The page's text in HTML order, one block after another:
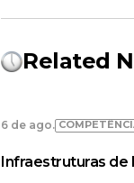
Related
6 de ago.
Infraestruturas de